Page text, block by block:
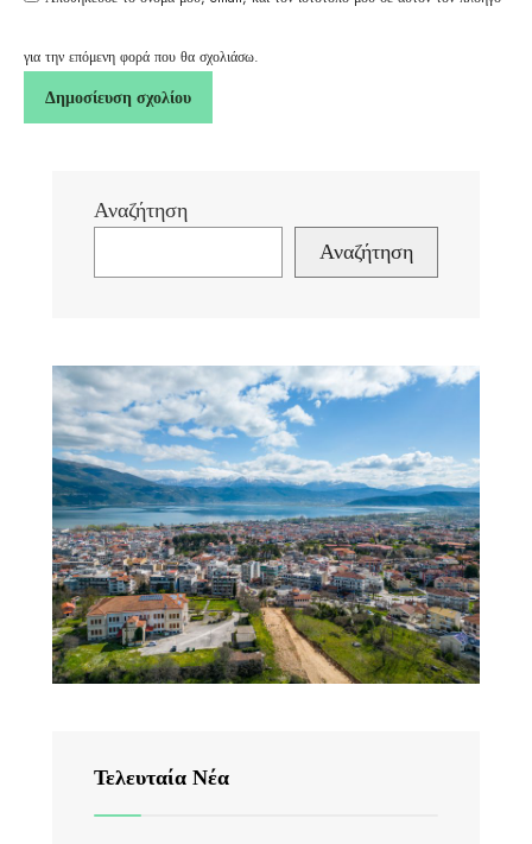
για την επόμενη φορά που θα σχολιάσω.
Αναζήτηση
Αναζήτηση
Τελευταία Νέα